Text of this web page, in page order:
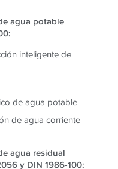
agua potable
inteligente de
de agua potable
de agua corriente
agua residual
y DIN 1986-100: